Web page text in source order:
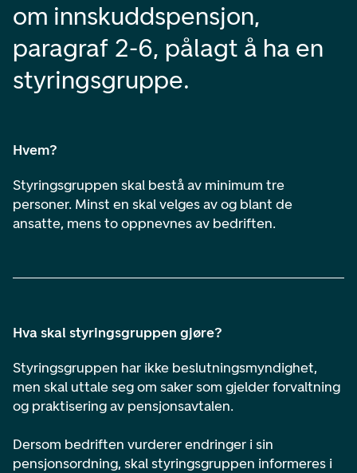
om innskuddspensjon,
paragraf 2-6, pålagt å ha en
styringsgruppe.
Hvem?
Styringsgruppen skal bestå av minimum tre
personer. Minst en skal velges av og blant de
ansatte, mens to oppnevnes av bedriften.
Hva skal styringsgruppen gjøre?
Styringsgruppen har ikke beslutningsmyndighet,
men skal uttale seg om saker som gjelder forvaltning
og praktisering av pensjonsavtalen.
Dersom bedriften vurderer endringer i sin
pensjonsordning, skal styringsgruppen informeres i